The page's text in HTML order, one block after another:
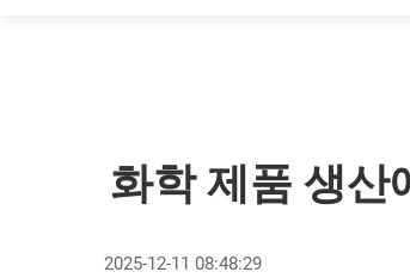
화학 제품 생산
2025-12-11 08:48:29